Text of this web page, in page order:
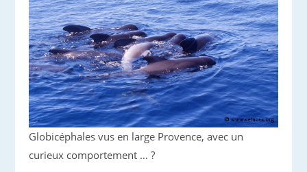
Globicéphales vus en large Provence, avec un
curieux comportement … ?